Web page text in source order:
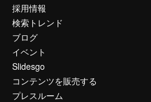
採用情報
検索トレンド
ブログ
イベント
Slidesgo
コンテンツを販売する
プレスルーム